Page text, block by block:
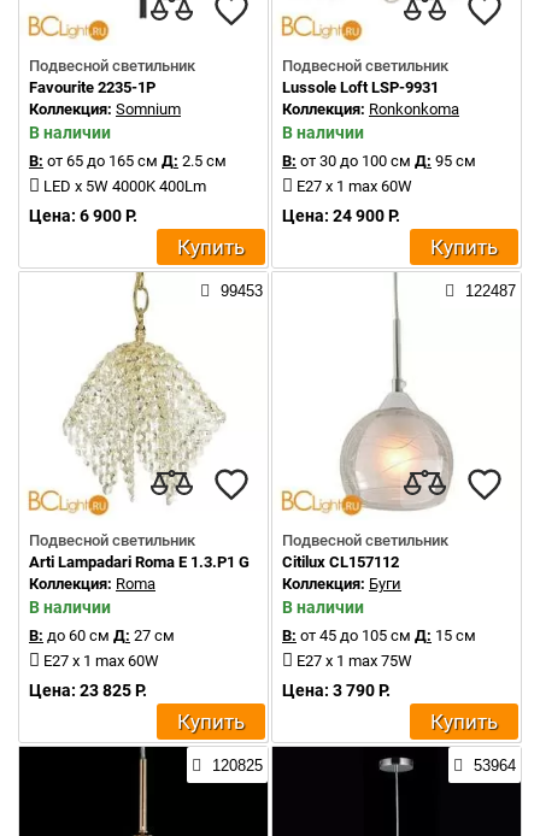
Подвесной светильник
Favourite 2235-1P
Коллекция: Somnium
В наличии
В: от 65 до 165 см Д: 2.5 см
LED x 5W 4000K 400Lm
Цена: 6 900 Р.
Купить
Подвесной светильник
Lussole Loft LSP-9931
Коллекция: Ronkonkoma
В наличии
В: от 30 до 100 см Д: 95 см
E27 x 1 max 60W
Цена: 24 900 Р.
Купить
99453
Подвесной светильник
Arti Lampadari Roma E 1.3.P1 G
Коллекция: Roma
В наличии
В: до 60 см Д: 27 см
E27 x 1 max 60W
Цена: 23 825 Р.
Купить
122487
Подвесной светильник
Citilux CL157112
Коллекция: Буги
В наличии
В: от 45 до 105 см Д: 15 см
E27 x 1 max 75W
Цена: 3 790 Р.
Купить
120825 53964